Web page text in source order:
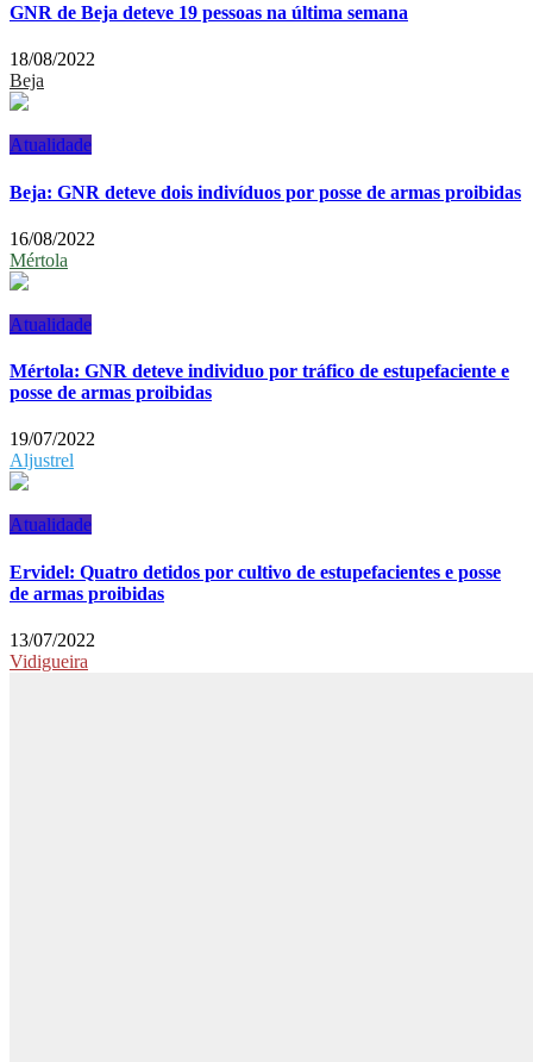
GNR de Beja deteve 19 pessoas na última semana
18/08/2022
Beja
Atualidade
Beja: GNR deteve dois indivíduos por posse de armas proibidas
16/08/2022
Mértola
Atualidade
Mértola: GNR deteve individuo por tráfico de estupefaciente e
posse de armas proibidas
19/07/2022
Aljustrel
Atualidade
Ervidel: Quatro detidos por cultivo de estupefacientes e posse
de armas proibidas
13/07/2022
Vidigueira